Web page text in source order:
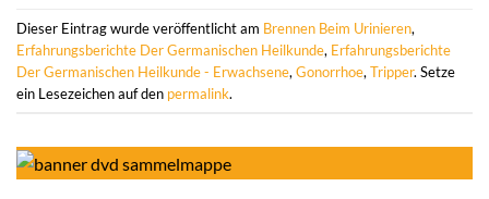
Dieser Eintrag wurde veröffentlicht am Brennen Beim Urinieren,
Erfahrungsberichte Der Germanischen Heilkunde, Erfahrungsberichte
Der Germanischen Heilkunde - Erwachsene, Gonorrhoe, Tripper. Setze
ein Lesezeichen auf den permalink.